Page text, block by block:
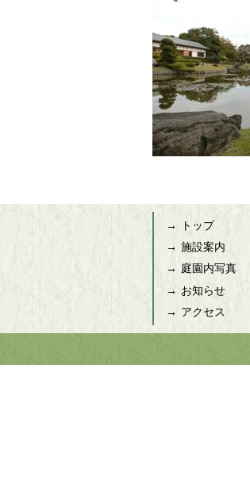
トップ
施設案内
庭園内写真
お知らせ
アクセス